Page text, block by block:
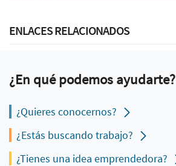
ENLACES RELACIONADOS
¿En qué podemos ayudarte?
¿Quieres conocernos?
¿Estás buscando trabajo?
¿Tienes una idea emprendedora?